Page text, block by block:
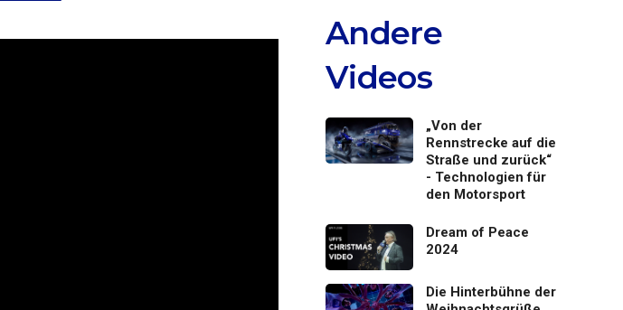
Andere
Videos
„Von der
Rennstrecke auf die
Straße und zurück“
- Technologien für
den Motorsport
Dream of Peace
2024
Die Hinterbühne der